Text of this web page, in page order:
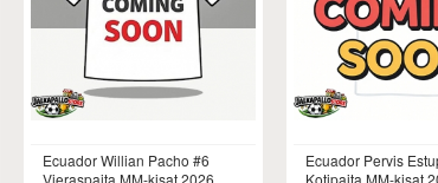
Ecuador Willian Pacho #6
Vieraspaita MM-kisat 2026
Ecuador Pervis
Kotipaita MM-kisat